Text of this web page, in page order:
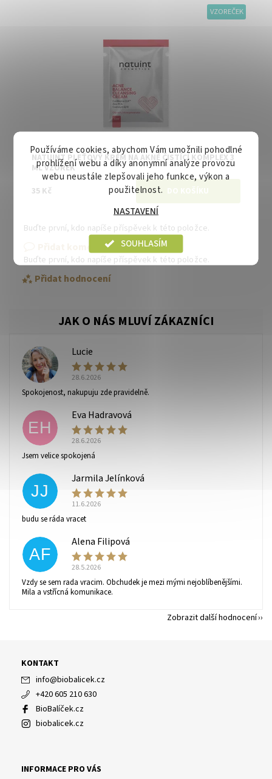
VZOREČEK
NATUINT PLEŤOVÝ KRÉM NA AKNÉ ČISTÍCÍ KOMPLEX 3
ML VZOREK
35 Kč
Buďte první, kdo napíše příspěvek k této položce.
Přidat komentář
Buďte první, kdo napíše příspěvek k této položce.
Přidat hodnocení
Vaše osobní údaje budou zpracovány dle
ochrany osobních údajů
L
Lucie
28.6.2026
Spokojenost, nakupuju zde pravidelně.
EH
Eva Hadravová
28.6.2026
Jsem velice spokojená
JJ
Jarmila Jelínková
11.6.2026
budu se ráda vracet
AF
Alena Filipová
28.5.2026
Vzdy se sem rada vracim. Obchudek je mezi mými nejoblíbenějšími.
Mila a vstřícná komunikace.
Zobrazit další hodnocení
KONTAKT
info@biobalicek.cz
+420 605 210 630
BioBalíček.cz
biobalicek.cz
INFORMACE PRO VÁS
Používáme cookies, abychom Vám umožnili pohodlné
prohlížení webu a díky anonymní analýze provozu
webu neustále zlepšovali jeho funkce, výkon a
použitelnost.
NASTAVENÍ
SOUHLASÍM